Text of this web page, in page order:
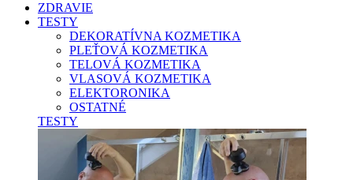
ZDRAVIE
TESTY
DEKORATÍVNA KOZMETIKA
PLEŤOVÁ KOZMETIKA
TELOVÁ KOZMETIKA
VLASOVÁ KOZMETIKA
ELEKTORONIKA
OSTATNÉ
TESTY